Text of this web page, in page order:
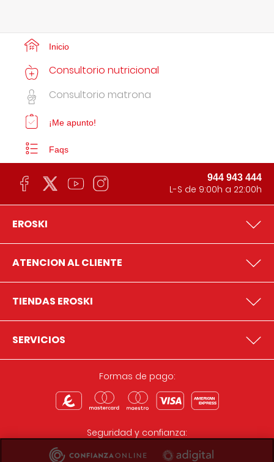
Inicio
Consultorio nutricional
Consultorio matrona
¡Me apunto!
Faqs
944 943 444
L-S de 9:00h a 22:00h
EROSKI
ATENCION AL CLIENTE
TIENDAS EROSKI
SERVICIOS
Formas de pago:
Seguridad y confianza: